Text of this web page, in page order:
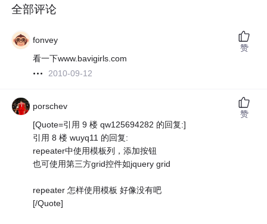
全部评论
fonvey
看一下www.bavigirls.com
2010-09-12
赞
porschev
[Quote=引用 9 楼 qw125694282 的回复:]
引用 8 楼 wuyq11 的回复:
repeater中使用模板列，添加按钮
也可使用第三方grid控件如jquery grid
repeater 怎样使用模板 好像没有吧
[/Quote]
赞